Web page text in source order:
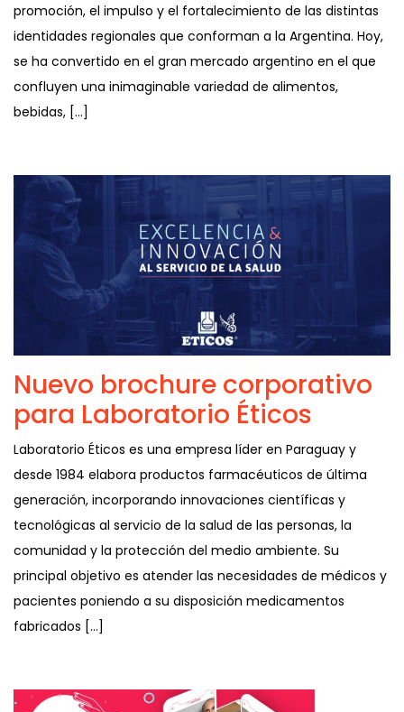
promoción, el impulso y el fortalecimiento de las distintas
identidades regionales que conforman a la Argentina. Hoy,
se ha convertido en el gran mercado argentino en el que
confluyen una inimaginable variedad de alimentos,
bebidas, […]
Nuevo brochure corporativo
para Laboratorio Éticos
Laboratorio Éticos es una empresa líder en Paraguay y
desde 1984 elabora productos farmacéuticos de última
generación, incorporando innovaciones científicas y
tecnológicas al servicio de la salud de las personas, la
comunidad y la protección del medio ambiente. Su
principal objetivo es atender las necesidades de médicos y
pacientes poniendo a su disposición medicamentos
fabricados […]